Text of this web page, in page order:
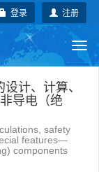
注册
登录
地方标准
计、计算、
导电（绝
safety
features—
components